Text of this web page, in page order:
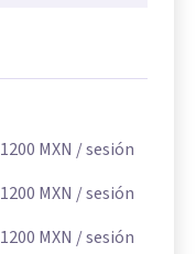
1200 MXN / sesión
1200 MXN / sesión
1200 MXN / sesión